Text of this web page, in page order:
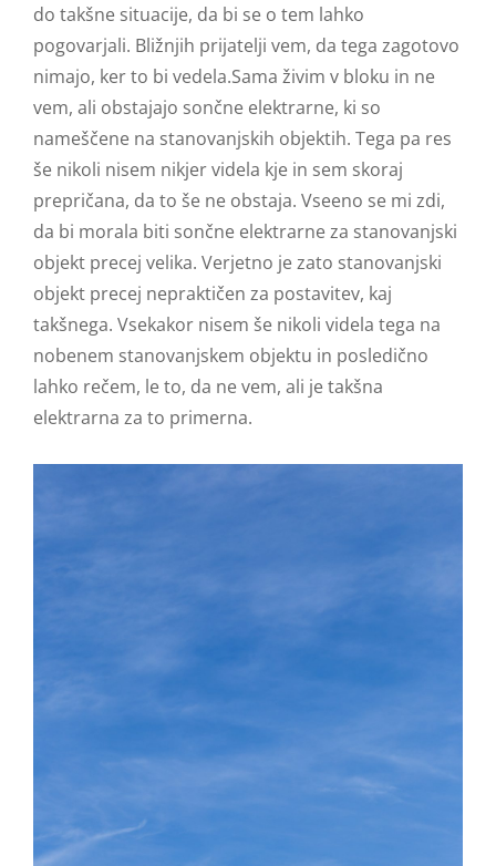
do takšne situacije, da bi se o tem lahko
pogovarjali. Bližnjih prijatelji vem, da tega zagotovo
nimajo, ker to bi vedela.Sama živim v bloku in ne
vem, ali obstajajo sončne elektrarne, ki so
nameščene na stanovanjskih objektih. Tega pa res
še nikoli nisem nikjer videla kje in sem skoraj
prepričana, da to še ne obstaja. Vseeno se mi zdi,
da bi morala biti sončne elektrarne za stanovanjski
objekt precej velika. Verjetno je zato stanovanjski
objekt precej nepraktičen za postavitev, kaj
takšnega. Vsekakor nisem še nikoli videla tega na
nobenem stanovanjskem objektu in posledično
lahko rečem, le to, da ne vem, ali je takšna
elektrarna za to primerna.